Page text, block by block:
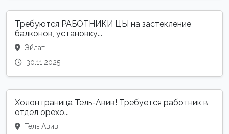
Требуются РАБОТНИКИ ЦЫ на застекление
балконов, установку...
Эйлат
30.11.2025
Холон граница Тель-Авив! Требуется работник в
отдел орехо...
Тель Авив